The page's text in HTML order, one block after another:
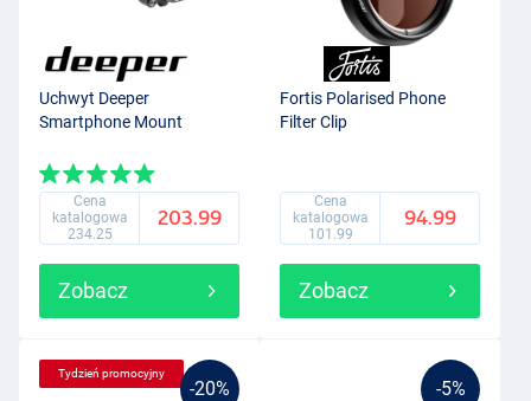
Uchwyt Deeper
Smartphone Mount
Cena
katalogowa
234.25
203.99
Zobacz
Fortis Polarised Phone
Filter Clip
Cena
katalogowa
101.99
94.99
Zobacz
-20%
Tydzień promocyjny
-5%